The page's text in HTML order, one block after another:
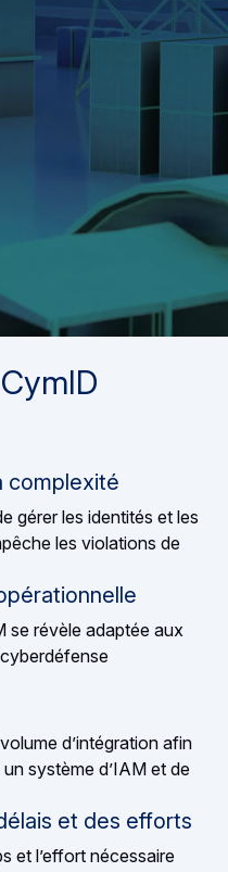
complexité
gérer les identités et les
les violations de
se révèle adaptée aux
d’intégration afin
système d’IAM et de
et des efforts
et l’effort nécessaire